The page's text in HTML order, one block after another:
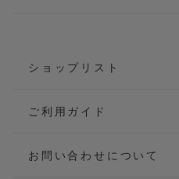
ショップリスト
ご利用ガイド
お問い合わせについて